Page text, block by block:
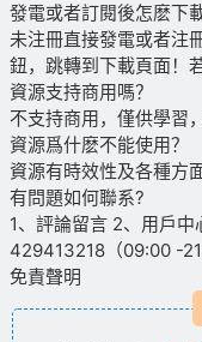
發電或者訂閱後怎麽下
未注冊直接發電或者注
鈕，跳轉到下載頁面！
資源支持商用嗎？
不支持商用，僅供學習
資源爲什麽不能使用？
資源有時效性及各種方
有問題如何聯系?
1、評論留言 2、用戶中
429413218（09:00 -
免責聲明